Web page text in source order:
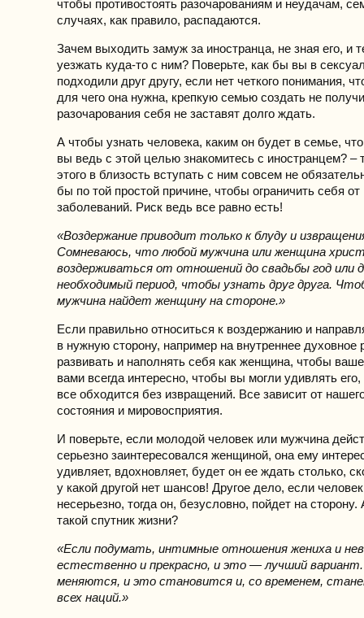
чтобы противостоять разочарованиям и неудачам,
случаях, как правило, распадаются.
Зачем выходить замуж за иностранца, не зная его, и
уезжать куда-то с ним? Поверьте, как бы вы в
подходили друг другу, если нет четкого понимания,
для чего она нужна, крепкую семью создать не
разочарования себя не заставят долго ждать.
А чтобы узнать человека, каким он будет в семье,
вы ведь с этой целью знакомитесь с иностранцем? –
этого в близость вступать с ним совсем не
бы по той простой причине, чтобы ограничить себя от
заболеваний. Риск ведь все равно есть!
«Воздержание приводит только к блуду и
Сомневаюсь, что любой мужчина или женщина
воздерживаться от отношений до свадьбы год или
необходимый период, чтобы узнать друг друга.
мужчина найдет женщину на стороне.»
Если правильно относиться к воздержанию и
в нужную сторону, например на внутреннее духовное
развивать и наполнять себя как женщина, чтобы
вами всегда интересно, чтобы вы могли удивлять
все обходится без извращений. Все зависит от
состояния и мировосприятия.
И поверьте, если молодой человек или мужчина
серьезно заинтересовался женщиной, она ему
удивляет, вдохновляет, будет он ее ждать столько,
у какой другой нет шансов! Другое дело, если
несерьезно, тогда он, безусловно, пойдет на
такой спутник жизни?
«Если подумать, интимные отношения жениха и
естественно и прекрасно, и это — лучший
меняются, и это становится и, со временем,
всех наций.»